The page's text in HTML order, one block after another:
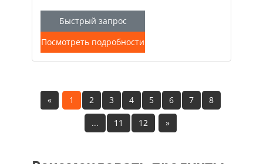
Быстрый запрос
Посмотреть подробности
« 1 2 3 4 5 6 7 8
... 11 12 »